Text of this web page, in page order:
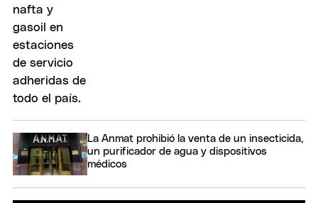
La Anmat prohibió la venta de un insecticida,
un purificador de agua y dispositivos
médicos